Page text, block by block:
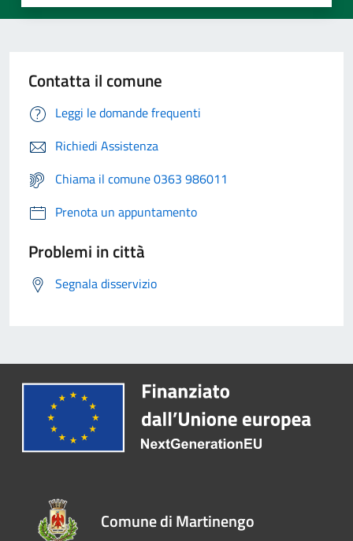
Contatta il comune
Leggi le domande frequenti
Richiedi Assistenza
Chiama il comune 0363 986011
Prenota un appuntamento
Problemi in città
Segnala disservizio
Comune di Martinengo